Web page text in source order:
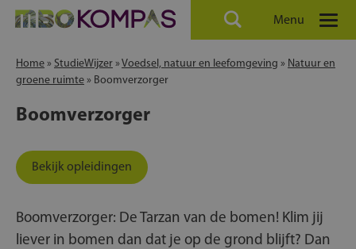
Menu
Home » StudieWijzer »Voedsel, natuur en leefomgeving » Natuur en
groene ruimte » Boomverzorger
Boomverzorger
Bekijk opleidingen
Boomverzorger: De Tarzan van de bomen! Klim jij
liever in bomen dan dat je op de grond blijft? Dan